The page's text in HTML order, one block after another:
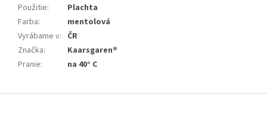
Použitie:
Plachta
Farba:
mentolová
Vyrábame v: ČR
Značka:
Kaarsgaren®
Pranie: na 40° C